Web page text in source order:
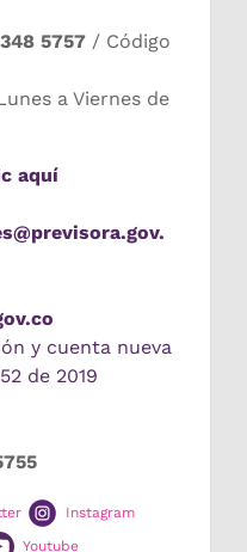
5757 / Código
a Viernes de
aquí
y cuenta nueva
de 2019
Instagram
Youtube